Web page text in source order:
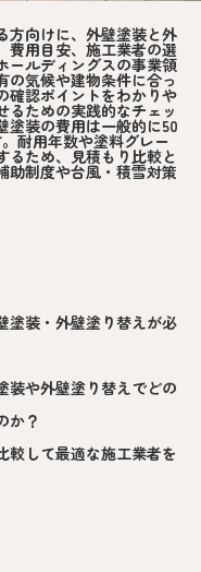
方向けに、外壁塗装と外
費用目安、施工業者の選
ールディングスの事業領
の気候や建物条件に合っ
確認ポイントをわかりや
るための実践的なチェッ
塗装の費用は一般的に50
耐用年数や塗料グレー
るため、見積もり比較と
助制度や台風・積雪対策
塗装・外壁塗り替えが必
装や外壁塗り替えでどの
か？
較して最適な施工業者を